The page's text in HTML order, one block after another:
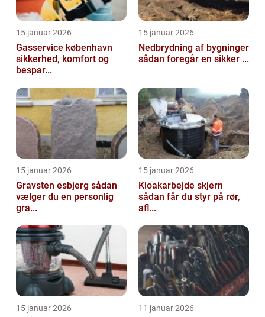
15 januar 2026
Gasservice københavn
sikkerhed, komfort og
bespar...
15 januar 2026
Nedbrydning af bygninger
sådan foregår en sikker ...
15 januar 2026
Gravsten esbjerg sådan
vælger du en personlig
gra...
15 januar 2026
Kloakarbejde skjern
sådan får du styr på rør,
afl...
15 januar 2026 11 januar 2026